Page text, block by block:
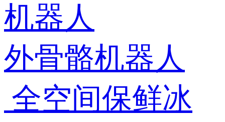
机器人
外骨骼机器人
全空间保鲜冰